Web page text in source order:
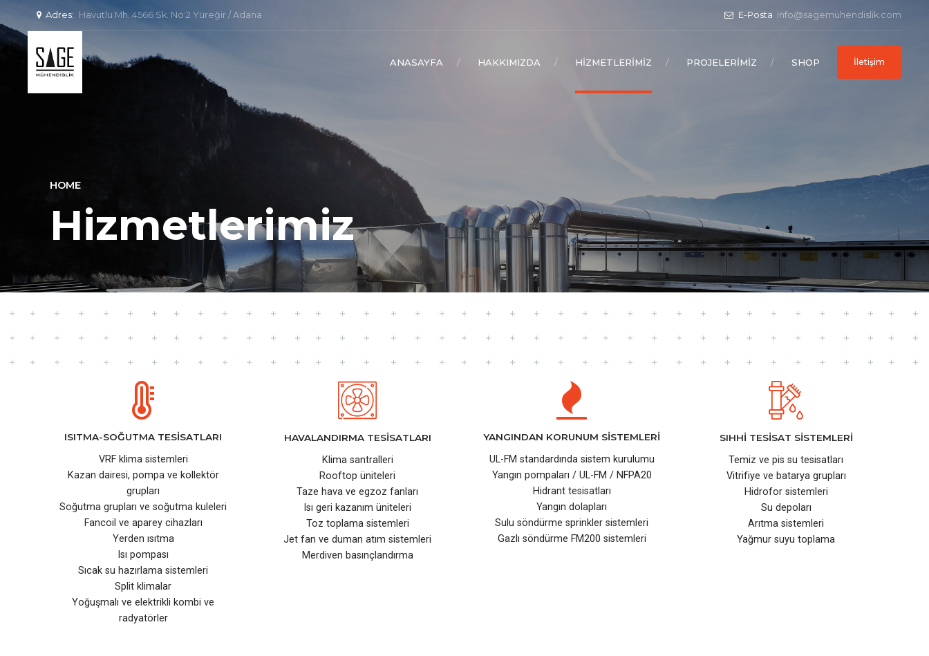
Adres: Havutlu Mh. 4566 Sk. No:2 Yüreğir / Adana E-Posta info@sagemuhendislik.com
İletişim
ANASAYFA HAKKIMIZDA HIZMETLERIMIZ PROJELERIMIZ SHOP
HOME
Hizmetlerimiz
ISITMA-SOĞUTMA TESİSATLARI
VRF klima sistemleri
Kazan dairesi, pompa ve kollektör
grupları
Soğutma grupları ve soğutma kuleleri
Fancoil ve aparey cihazları
Yerden ısıtma
Isı pompası
Sıcak su hazırlama sistemleri
Split klimalar
Yoğuşmalı ve elektrikli kombi ve
radyatörler
HAVALANDIRMA TESİSATLARI
Klima santralleri
Rooftop üniteleri
Taze hava ve egzoz fanları
Isı geri kazanım üniteleri
Toz toplama sistemleri
Jet fan ve duman atım sistemleri
Merdiven basınçlandırma
YANGINDAN KORUNUM SİSTEMLERİ
UL-FM standardında sistem kurulumu
Yangın pompaları / UL-FM / NFPA20
Hidrant tesisatları
Yangın dolapları
Sulu söndürme sprinkler sistemleri
Gazlı söndürme FM200 sistemleri
SIHHİ TESİSAT SİSTEMLERİ
Temiz ve pis su tesisatları
Vitrifiye ve batarya grupları
Hidrofor sistemleri
Su depoları
Arıtma sistemleri
Yağmur suyu toplama